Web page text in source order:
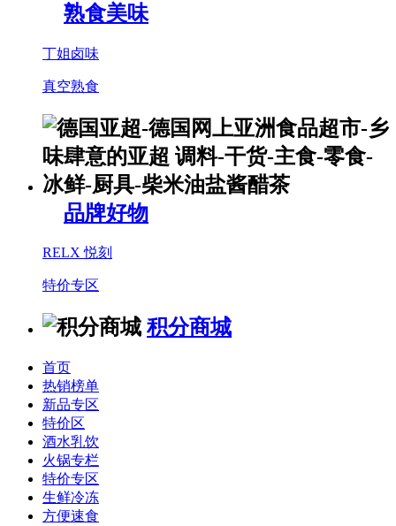
熟食美味
丁姐卤味
真空熟食
品牌好物
RELX 悦刻
特价专区
积分商城
首页
热销榜单
新品专区
特价区
酒水乳饮
火锅专栏
特价专区
生鲜冷冻
方便速食